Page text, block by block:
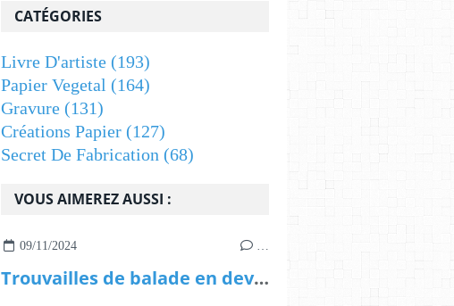
VOUS AIMEREZ AUSSI :
09/11/2024 …
Trouvailles de balade en devenir papetier
CATÉGORIES
Livre D'artiste (193)
Papier Vegetal (164)
Gravure (131)
Créations Papier (127)
Secret De Fabrication (68)